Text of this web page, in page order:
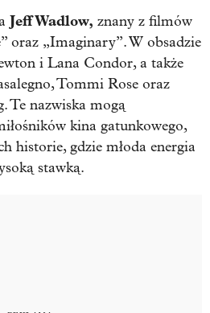
Jeff Wadlow, znany z filmów
oraz „Imaginary”. W obsadzie
i Lana Condor, a także
Tommi Rose oraz
Te nazwiska mogą
kina gatunkowego,
historie, gdzie młoda energia
stawką.